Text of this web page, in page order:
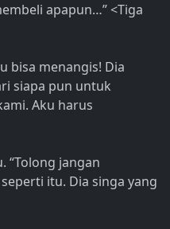
apapun…” <Tiga
bisa menangis! Dia
siapa pun untuk
Aku harus
“Tolong jangan
itu. Dia singa yang